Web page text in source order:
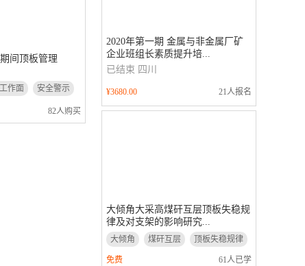
间顶板管理
作面 安全警示
82人购买
2020年第一期 金属与非金属厂矿
企业班组长素质提升培...
已结束 四川
¥3680.00 21人报名
大倾角大采高煤矸互层顶板失稳规
律及对支架的影响研究...
大倾角 煤矸互层
顶板失稳规律
支架的影响研究
免费 61人已学